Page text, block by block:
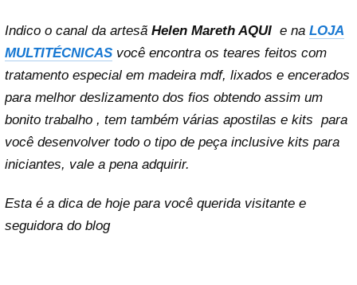
Indico o canal da artesã Helen Mareth AQUI e na LOJA
MULTITÉCNICAS você encontra os teares feitos com
tratamento especial em madeira mdf, lixados e encerados
para melhor deslizamento dos fios obtendo assim um
bonito trabalho , tem também várias apostilas e kits para
você desenvolver todo o tipo de peça inclusive kits para
iniciantes, vale a pena adquirir.
Esta é a dica de hoje para você querida visitante e
seguidora do blog